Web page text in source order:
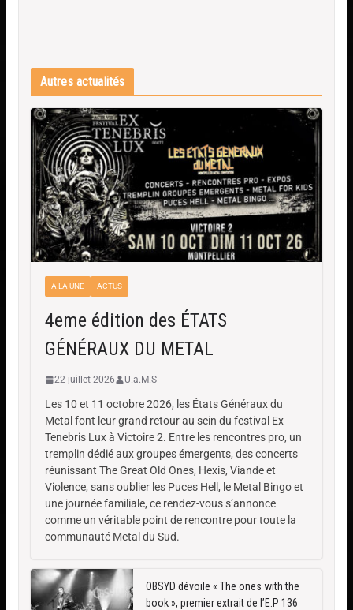
Autres actualités
A LA UNE ACTUS
4eme édition des ÉTATS
GÉNÉRAUX DU METAL
22 juillet 2026 U.a.M.S
Les 10 et 11 octobre 2026, les États Généraux du
Metal font leur grand retour au sein du festival Ex
Tenebris Lux à Victoire 2. Entre les rencontres pro, un
tremplin dédié aux groupes émergents, des concerts
réunissant The Great Old Ones, Hexis, Viande et
Violence, sans oublier les Puces Hell, le Metal Bingo et
une journée familiale, ce rendez-vous s’annonce
comme un véritable point de rencontre pour toute la
communauté Metal du Sud.
OBSYD dévoile « The ones with the
book », premier extrait de l’E.P 136